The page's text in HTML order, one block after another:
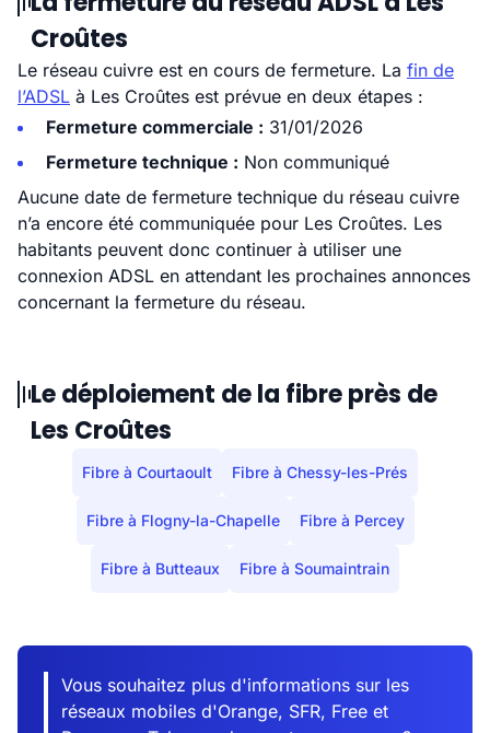
Croûtes
Le réseau cuivre est en cours de fermeture. La fin de
l’ADSL à Les Croûtes est prévue en deux étapes :
Fermeture commerciale : 31/01/2026
Fermeture technique : Non communiqué
Aucune date de fermeture technique du réseau cuivre
n’a encore été communiquée pour Les Croûtes. Les
habitants peuvent donc continuer à utiliser une
connexion ADSL en attendant les prochaines annonces
concernant la fermeture du réseau.
Le déploiement de la fibre près de
Les Croûtes
Fibre à Courtaoult Fibre à Chessy-les-Prés
Fibre à Flogny-la-Chapelle Fibre à Percey
Fibre à Butteaux Fibre à Soumaintrain
Vous souhaitez plus d'informations sur les
réseaux mobiles d'Orange, SFR, Free et